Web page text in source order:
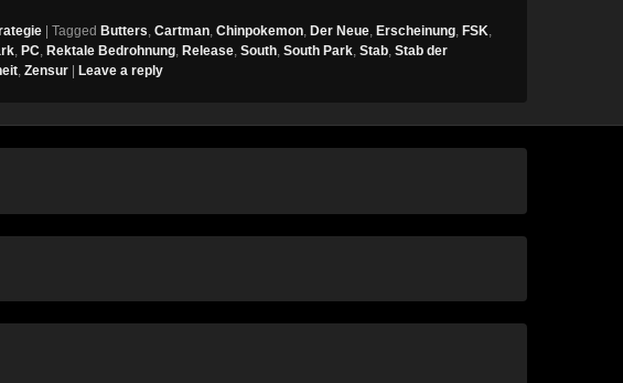
Tagged Butters, Cartman, Chinpokemon, Der Neue, Erscheinung, FSK,
, PC, Rektale Bedrohnung, Release, South, South Park, Stab, Stab der
, Zensur Leave a reply